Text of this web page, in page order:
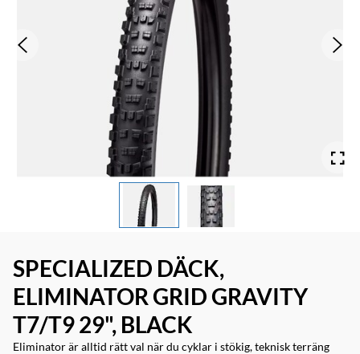
SPECIALIZED DÄCK,
ELIMINATOR GRID GRAVITY
T7/T9 29", BLACK
Eliminator är alltid rätt val när du cyklar i stökig, teknisk terräng